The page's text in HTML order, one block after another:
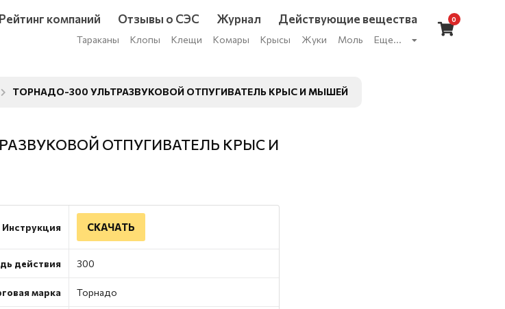
Рейтинг компаний Отзывы о СЭС Журнал Действующие вещества
Тараканы Клопы Клещи Комары Крысы Жуки Моль Еще...
0
ТОРНАДО-300 УЛЬТРАЗВУКОВОЙ ОТПУГИВАТЕЛЬ КРЫС И МЫШЕЙ
ОТПУГИВАТЕЛЬ КРЫС И
Инструкция СКАЧАТЬ
действия 300
марка Торнадо